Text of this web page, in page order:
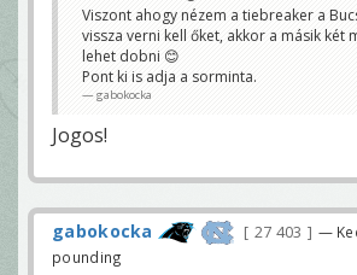
Viszont ahogy nézem a tiebreaker a
vissza verni kell őket, akkor a másik két
lehet dobni 😊
Pont ki is adja a sorminta.
gabokocka
Jogos!
gabokocka 27 403
—
pounding